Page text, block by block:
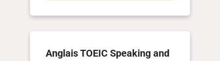
Anglais TOEIC Speaking and